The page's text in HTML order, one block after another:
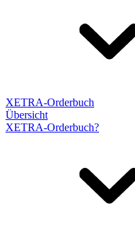
XETRA-Orderbuch
Übersicht
XETRA-Orderbuch?